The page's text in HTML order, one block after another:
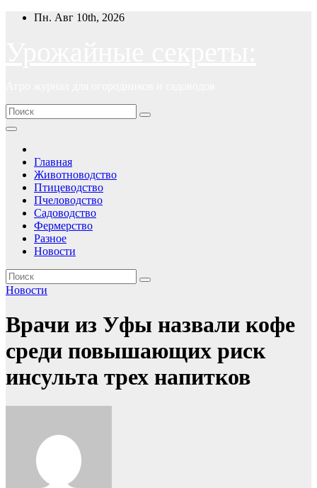
ПерейтиПн. Авг 10th, 2026
Главная
Животноводство
Птицеводство
Пчеловодство
Садоводство
Фермерство
Разное
Новости
Новости
Врачи из Уфы назвали кофе
среди повышающих риск
инсульта трех напитков